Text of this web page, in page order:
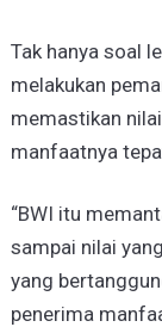
​Tak hanya soal
melakukan
memastikan
manfaatnya
​“BWI itu
sampai nilai
yang
penerima